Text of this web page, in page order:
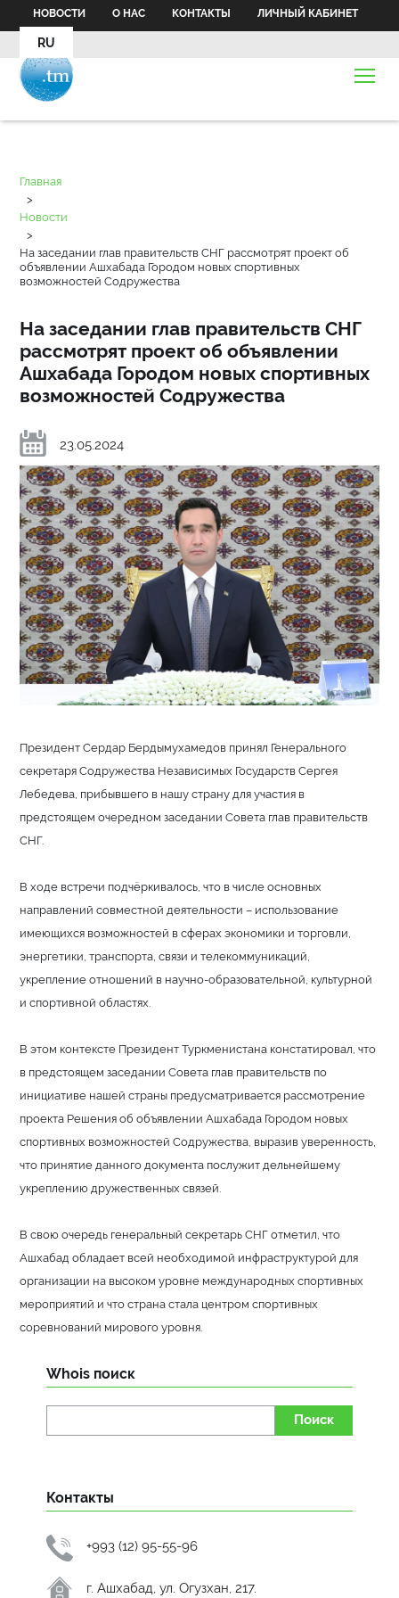
НОВОСТИ О НАС КОНТАКТЫ ЛИЧНЫЙ КАБИНЕТ
RU
Главная
>
Новости
>
На заседании глав правительств СНГ рассмотрят проект об
объявлении Ашхабада Городом новых спортивных
возможностей Содружества
На заседании глав правительств СНГ
рассмотрят проект об объявлении
Ашхабада Городом новых спортивных
возможностей Содружества
23.05.2024
Президент Сердар Бердымухамедов принял Генерального
секретаря Содружества Независимых Государств Сергея
Лебедева, прибывшего в нашу страну для участия в
предстоящем очередном заседании Совета глав правительств
СНГ.
В ходе встречи подчёркивалось, что в числе основных
направлений совместной деятельности – использование
имеющихся возможностей в сферах экономики и торговли,
энергетики, транспорта, связи и телекоммуникаций,
укрепление отношений в научно-образовательной, культурной
и спортивной областях.
В этом контексте Президент Туркменистана констатировал, что
в предстоящем заседании Совета глав правительств по
инициативе нашей страны предусматривается рассмотрение
проекта Решения об объявлении Ашхабада Городом новых
спортивных возможностей Содружества, выразив уверенность,
что принятие данного документа послужит дельнейшему
укреплению дружественных связей.
В свою очередь генеральный секретарь СНГ отметил, что
Ашхабад обладает всей необходимой инфраструктурой для
организации на высоком уровне международных спортивных
мероприятий и что страна стала центром спортивных
соревнований мирового уровня.
Whois поиск
Поиск
Контакты
+993 (12) 95-55-96
г. Ашхабад, ул. Огузхан, 217.